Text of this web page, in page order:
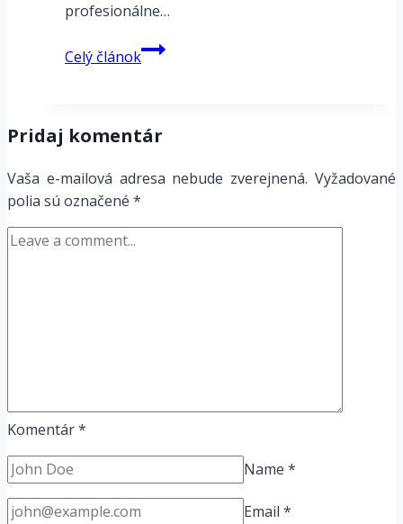
profesionálne…
Celý článokCarl
Martin
Pridaj komentár
Vaša e-mailová adresa nebude zverejnená. Vyžadované
polia sú označené *
Komentár*
Name *
Email *